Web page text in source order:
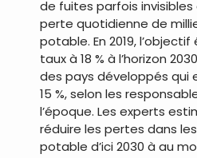
de fuites parfois
perte quotidienne de
potable. En 2019,
taux à 18 % à l’horizon
des pays développés qui
15 %, selon les
l’époque. Les experts
réduire les pertes dans
potable d’ici 2030 à au